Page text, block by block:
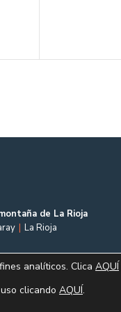
de La Rioja
| La Rioja
analíticos. Clica AQUÍ
clicando AQUÍ.